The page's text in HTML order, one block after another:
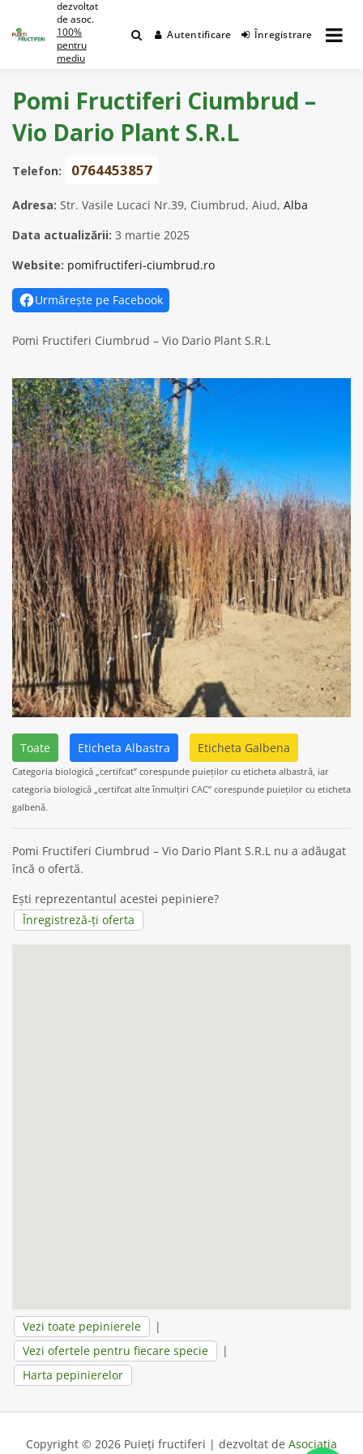
content
dezvoltat
de asoc.
100%
pentru
mediu
Autentificare Înregistrare
Pomi Fructiferi Ciumbrud –
Vio Dario Plant S.R.L
Telefon: 0764453857
Adresa: Str. Vasile Lucaci Nr.39, Ciumbrud, Aiud, Alba
Data actualizării: 3 martie 2025
Website: pomifructiferi-ciumbrud.ro
Urmărește pe Facebook
Pomi Fructiferi Ciumbrud – Vio Dario Plant S.R.L
Toate Eticheta Albastra Eticheta Galbena
Categoria biologică „certifcat” corespunde puieților cu eticheta albastră, iar
categoria biologică „certifcat alte înmulțiri CAC” corespunde puieților cu eticheta
galbenă.
Pomi Fructiferi Ciumbrud – Vio Dario Plant S.R.L nu a adăugat
încă o ofertă.
Ești reprezentantul acestei pepiniere?
Înregistreză-ți oferta
Vezi toate pepinierele
|
Vezi ofertele pentru fiecare specie
|
Harta pepinierelor
Copyright © 2026 Puieți fructiferi | dezvoltat de Asociația